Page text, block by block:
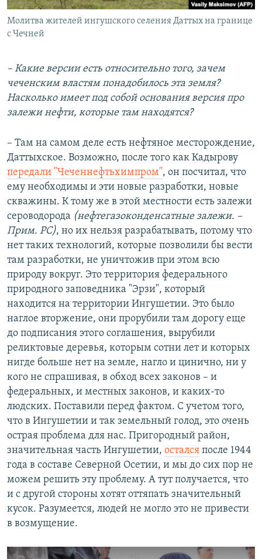
Молитва жителей ингушского селения Даттых на границе
с Чечней
– Какие версии есть относительно того, зачем
чеченским властям понадобилось эта земля?
Насколько имеет под собой основания версия про
залежи нефти, которые там находятся?
– Там на самом деле есть нефтяное месторождение,
Даттыхское. Возможно, после того как Кадырову
передали "Чеченнефтьхимпром", он посчитал, что
ему необходимы и эти новые разработки, новые
скважины. К тому же в этой местности есть залежи
сероводорода (нефтегазоконденсатные залежи. –
Прим. РС), но их нельзя разрабатывать, потому что
нет таких технологий, которые позволили бы вести
там разработки, не уничтожив при этом всю
природу вокруг. Это территория федерального
природного заповедника "Эрзи", который
находится на территории Ингушетии. Это было
наглое вторжение, они прорубили там дорогу еще
до подписания этого соглашения, вырубили
реликтовые деревья, которым сотни лет и которых
нигде больше нет на земле, нагло и цинично, ни у
кого не спрашивая, в обход всех законов – и
федеральных, и местных законов, и каких-то
людских. Поставили перед фактом. С учетом того,
что в Ингушетии и так земельный голод, это очень
острая проблема для нас. Пригородный район,
значительная часть Ингушетии, остался после 1944
года в составе Северной Осетии, и мы до сих пор не
можем решить эту проблему. А тут получается, что
и с другой стороны хотят оттяпать значительный
кусок. Разумеется, людей не могло это не привести
в возмущение.